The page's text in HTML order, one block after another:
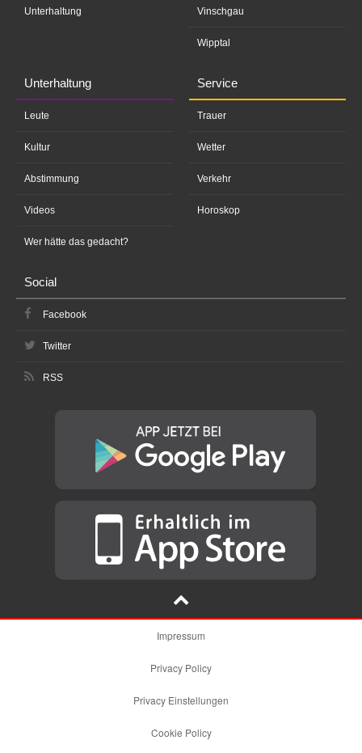
Unterhaltung Vinschgau
Wipptal
Unterhaltung
Leute
Kultur
Abstimmung
Videos
Wer hätte das gedacht?
Service
Trauer
Wetter
Verkehr
Horoskop
Social
Facebook
Twitter
RSS
Impressum
Privacy Policy
Privacy Einstellungen
Cookie Policy